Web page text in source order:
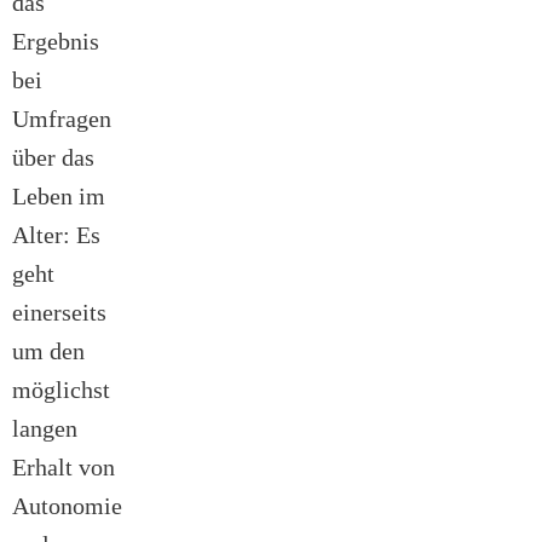
Ergebnis
bei
Umfragen
über das
Leben im
Alter: Es
geht
einerseits
um den
möglichst
langen
Erhalt von
Autonomie